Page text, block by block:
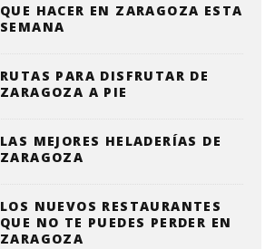
QUE HACER EN ZARAGOZA ESTA
SEMANA
RUTAS PARA DISFRUTAR DE
ZARAGOZA A PIE
LAS MEJORES HELADERÍAS DE
ZARAGOZA
LOS NUEVOS RESTAURANTES
QUE NO TE PUEDES PERDER EN
ZARAGOZA